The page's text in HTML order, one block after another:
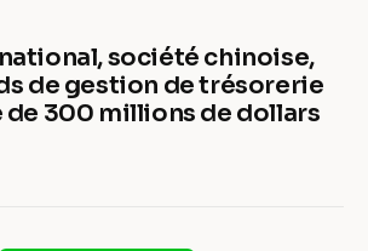
société chinoise,
de gestion de trésorerie
de 300 millions de dollars